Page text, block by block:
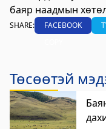
2023-06-05 22:55:03
Дэлгэрэнгүй
2023-06-06 06:47:28
Дэлгэрэнгүй
Улсын
баяр наадмын
SHARE: FACEBOOK
Төсөөтэй